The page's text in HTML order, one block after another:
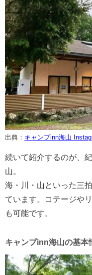
出典： キャンプinn海山
続いて紹介するのが、
山。
海・川・山といった三
ています。コテージや
も可能です。
キャンプinn海山の基本